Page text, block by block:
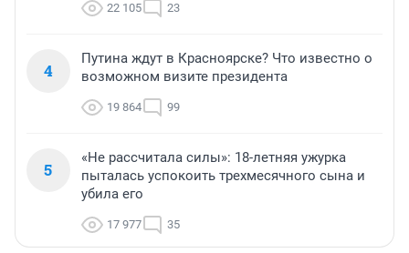
22 105 23
4
Путина ждут в Красноярске? Что известно о
возможном визите президента
19 864 99
5
«Не рассчитала силы»: 18-летняя ужурка
пыталась успокоить трехмесячного сына и
убила его
17 977 35